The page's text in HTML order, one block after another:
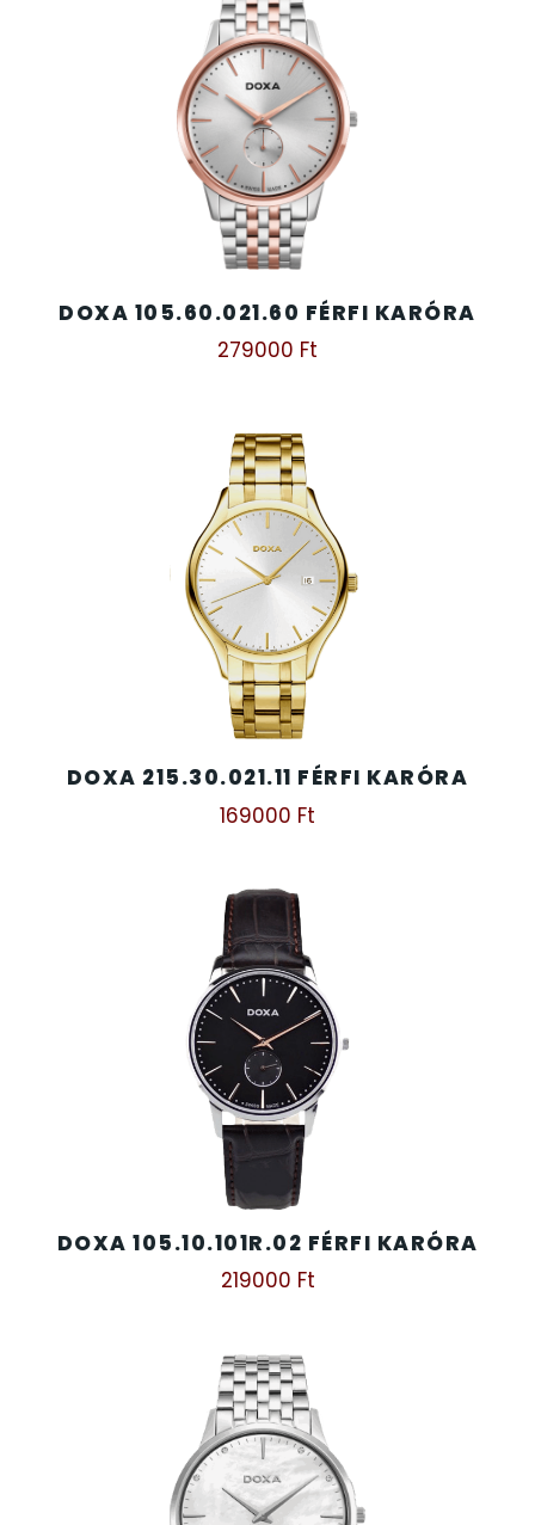
DOXA 105.60.021.60 FÉRFI KARÓRA
279000 Ft
DOXA 215.30.021.11 FÉRFI KARÓRA
169000 Ft
DOXA 105.10.101R.02 FÉRFI KARÓRA
219000 Ft